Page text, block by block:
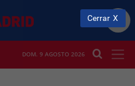
DOM. 9 AGOSTO 2026
Cerrar